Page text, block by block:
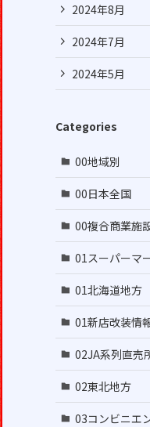
2024年8月
2024年7月
2024年5月
Categories
00地域別
00日本全国
00複合商業施
01スーパーマ
01北海道地方
01新店改装情
02JA系列直売
02東北地方
03コンビニエ